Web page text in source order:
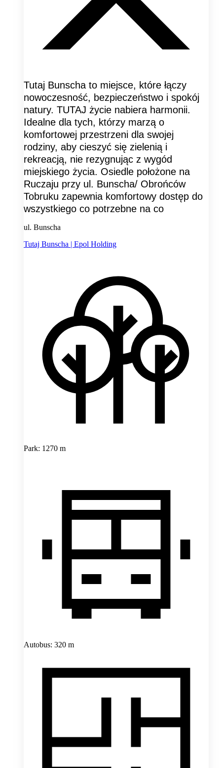
Tutaj Bunscha to miejsce, które łączy
nowoczesność, bezpieczeństwo i spokój
natury. TUTAJ życie nabiera harmonii.
Idealne dla tych, którzy marzą o
komfortowej przestrzeni dla swojej
rodziny, aby cieszyć się zielenią i
rekreacją, nie rezygnując z wygód
miejskiego życia. Osiedle położone na
Ruczaju przy ul. Bunscha/ Obrońców
Tobruku zapewnia komfortowy dostęp do
wszystkiego co potrzebne na co
ul. Bunscha
Tutaj Bunscha | Epol Holding
Park: 1270 m
Autobus: 320 m